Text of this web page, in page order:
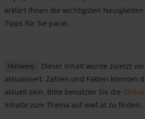
erklärt Ihnen die wichtigsten
Tipps für Sie parat.
Hinweis:
Dieser Inhalt wurde zuletzt
aktualisiert. Zahlen und Fakten könnten
aktuell sein. Bitte benutzen Sie die
Inhalte zum Thema auf wwf.at zu finden.